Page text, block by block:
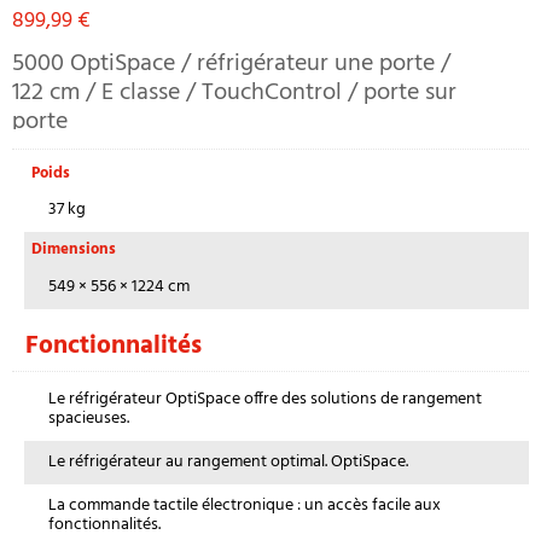
899,99€
5000 OptiSpace / réfrigérateur une porte /
122 cm / E classe / TouchControl / porte sur
porte
Poids
37 kg
Dimensions
549 × 556 × 1224 cm
Fonctionnalités
Le réfrigérateur OptiSpace offre des solutions de rangement
spacieuses.
Le réfrigérateur au rangement optimal. OptiSpace.
La commande tactile électronique : un accès facile aux
fonctionnalités.